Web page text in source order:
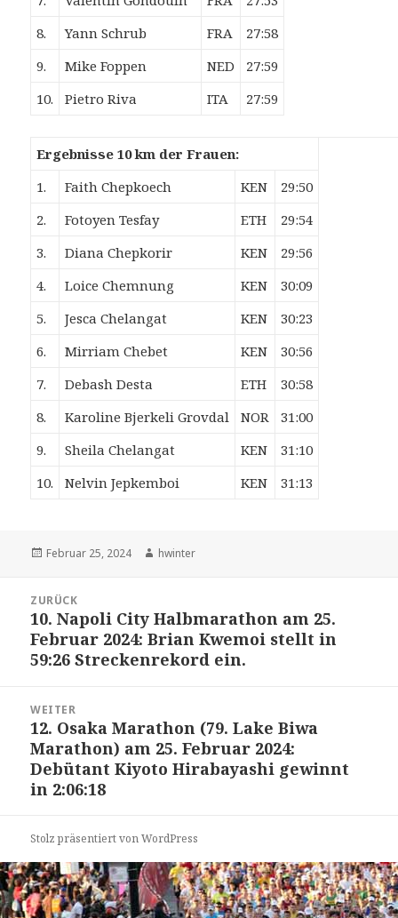
8.
Yann Schrub FRA
27:58
9.
Mike Foppen NED
27:59
10.
Pietro Riva ITA 27:59
Ergebnisse 10 km der Frauen:
1.
Faith Chepkoech KEN
29:50
2.
Fotoyen Tesfay ETH
29:54
3.
Diana Chepkorir KEN
29:56
4.
Loice Chemnung KEN
30:09
5.
Jesca Chelangat KEN
30:23
6.
Mirriam Chebet KEN
30:56
7.
Debash Desta ETH
30:58
8.
Karoline Bjerkeli Grovdal NOR
31:00
9.
Sheila Chelangat KEN
31:10
10.
Nelvin Jepkemboi KEN 31:13
Veröffentlicht
Februar 25, 2024 Autor
hwinter
Navigation
ZURÜCK
Vorheriger
Beitrag:
10. Napoli City Halbmarathon am 25.
Februar 2024: Brian Kwemoi stellt in
59:26 Streckenrekord ein.
WEITER
Nächster
Beitrag:
12. Osaka Marathon (79. Lake Biwa
Marathon) am 25. Februar 2024:
Debütant Kiyoto Hirabayashi gewinnt
in 2:06:18
Stolz präsentiert von WordPress